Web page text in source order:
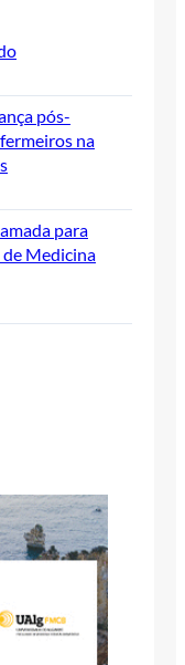
pós-
na
para
Medicina